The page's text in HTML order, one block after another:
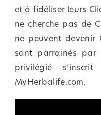
et à fidéliser leurs
ne cherche pas de
ne peuvent devenir
sont parrainés par
privilégié
MyHerbalife.com.